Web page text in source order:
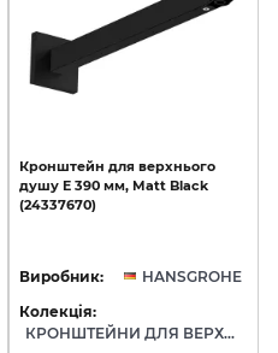
Кронштейн для верхнього
душу E 390 мм, Matt Black
(24337670)
Виробник:
HANSGROHE
Колекція:
КРОНШТЕЙНИ ДЛЯ ВЕРХНЬОГО ДУШУ